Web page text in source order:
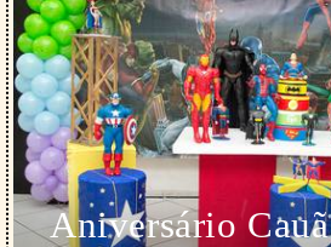
Aniversário Cauã